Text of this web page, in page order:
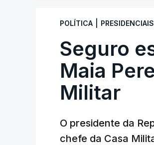
POLÍTICA
Seguro
Maia
Militar
O presidente da
chefe da Casa